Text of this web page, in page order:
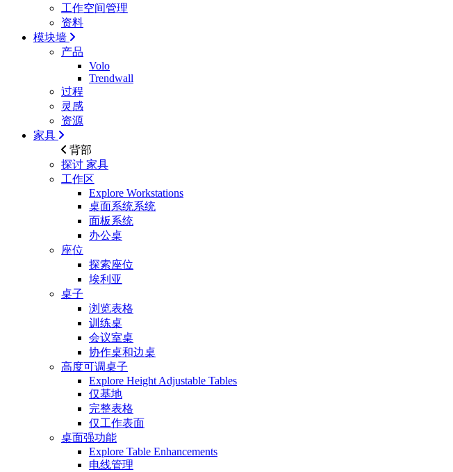
工作空间管理
资料
模块墙
产品
Volo
Trendwall
过程
灵感
资源
家具
背部
探讨 家具
工作区
Explore Workstations
桌面系统系统
面板系统
办公桌
座位
探索座位
埃利亚
桌子
浏览表格
训练桌
会议室桌
协作桌和边桌
高度可调桌子
Explore Height Adjustable Tables
仅基地
完整表格
仅工作表面
桌面强功能
Explore Table Enhancements
电线管理